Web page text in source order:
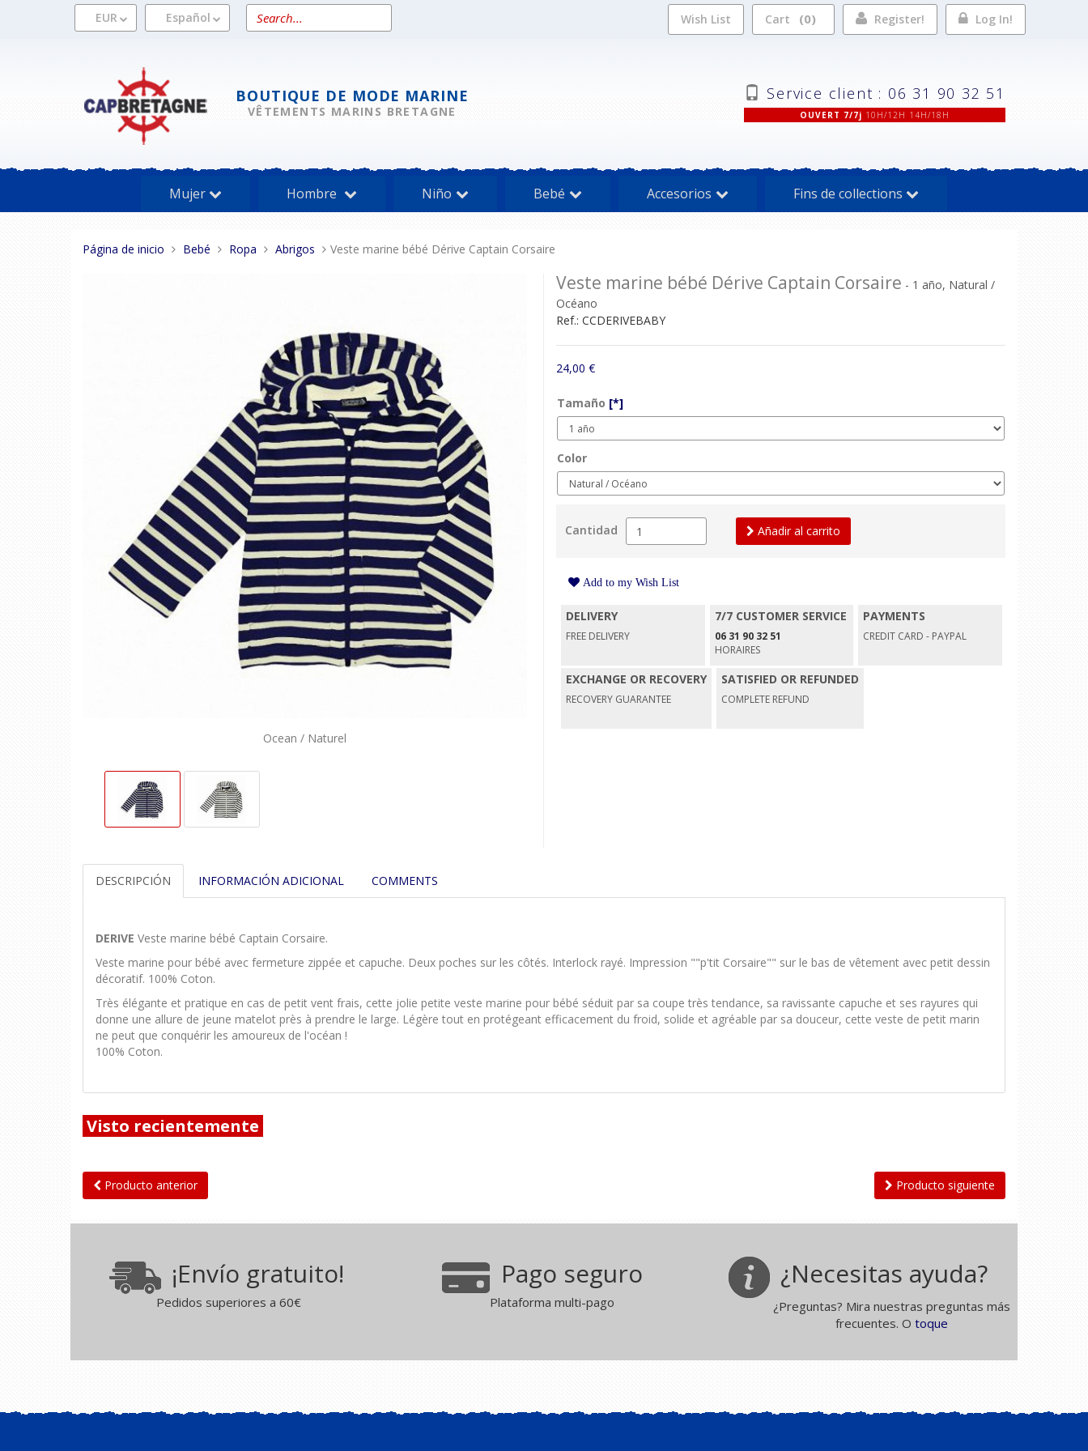
EUR Español
Search
a
Register! Log In!
Cart 0
Wish List
BOUTIQUE DE MODE MARINE
VÊTEMENTS MARINS BRETAGNE
Service client : 06 31 90 32 51
OUVERT 7/7j 10H/12H 14H/18H
Mujer Hombre Niño Bebé Accesorios Fins de collections
Estas
Página de inicio Bebé Ropa Abrigos Veste marine bébé Dérive Captain Corsaire
Ocean / Naturel
Veste marine bébé Dérive Captain Corsaire - 1 año, Natural /
Océano
Ref.: CCDERIVEBABY
24,00 €
Tamaño [*]
Color
Cantidad Añadir al carrito
Add to my Wish List
DELIVERY
FREE DELIVERY
7/7 CUSTOMER SERVICE
06 31 90 32 51
HORAIRES
PAYMENTS
CREDIT CARD - PAYPAL
EXCHANGE OR RECOVERY
RECOVERY GUARANTEE
SATISFIED OR REFUNDED
COMPLETE REFUND
DESCRIPCIÓN INFORMACIÓN ADICIONAL COMMENTS
DERIVE Veste marine bébé Captain Corsaire.
Veste marine pour bébé avec fermeture zippée et capuche. Deux poches sur les côtés. Interlock rayé. Impression ""p'tit Corsaire"" sur le bas de vêtement avec petit dessin
décoratif. 100% Coton.
Très élégante et pratique en cas de petit vent frais, cette jolie petite veste marine pour bébé séduit par sa coupe très tendance, sa ravissante capuche et ses rayures qui
donne une allure de jeune matelot près à prendre le large. Légère tout en protégeant efficacement du froid, solide et agréable par sa douceur, cette veste de petit marin
ne peut que conquérir les amoureux de l'océan !
100% Coton.
Visto recientemente
Producto anterior Producto siguiente
¡Envío gratuito!
Pedidos superiores a 60€
Pago seguro
Plataforma multi-pago
¿Necesitas ayuda?
¿Preguntas? Mira nuestras preguntas más
frecuentes. O toque